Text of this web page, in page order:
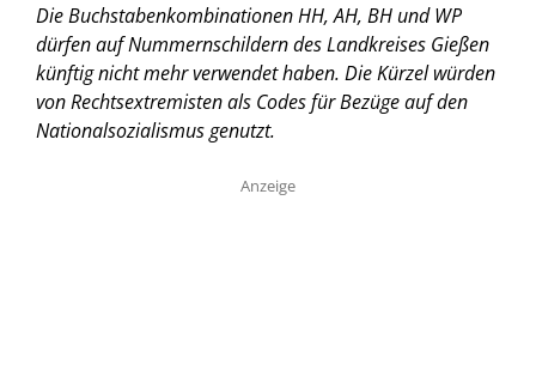
Die Buchstabenkombinationen HH, AH, BH und WP
dürfen auf Nummernschildern des Landkreises Gießen
künftig nicht mehr verwendet haben. Die Kürzel würden
von Rechtsextremisten als Codes für Bezüge auf den
Nationalsozialismus genutzt.
Anzeige